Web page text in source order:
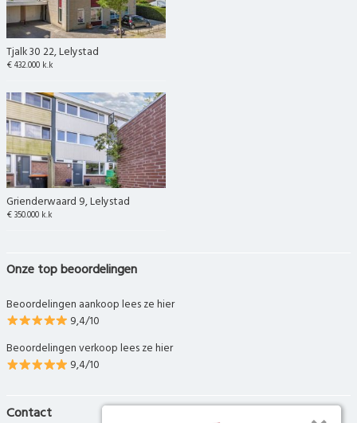
Tjalk 30 22, Lelystad
€ 432.000 k.k
Grienderwaard 9, Lelystad
€ 350.000 k.k
Onze top beoordelingen
Beoordelingen aankoop lees ze hier
9,4/10
Beoordelingen verkoop lees ze hier
9,4/10
Contact